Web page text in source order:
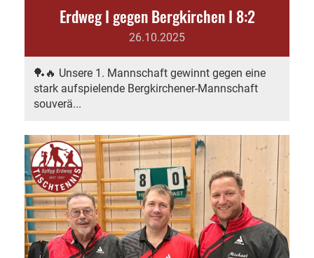
Erdweg I gegen Bergkirchen I 8:2
26.10.2025
🏓🔥 Unsere 1. Mannschaft gewinnt gegen eine
stark aufspielende Bergkirchener-Mannschaft
souverä...